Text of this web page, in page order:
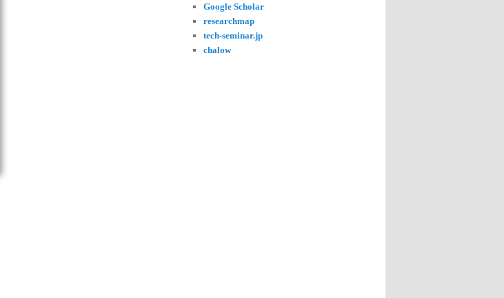
Google Scholar
researchmap
tech-seminar.jp
chalow